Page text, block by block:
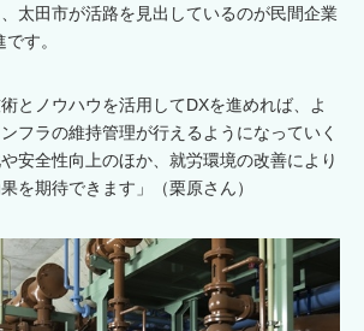
太田市が活路を見出しているのが民間企業
す。
術とノウハウを活用してDXを進めれば、よ
フラの維持管理が行えるようになっていく
安全性向上のほか、就労環境の改善により
を期待できます」（栗原さん）